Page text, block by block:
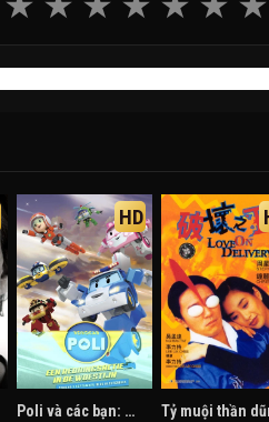
HD
Poli và các bạn: Phim đặc biệt
Tỷ muội thần